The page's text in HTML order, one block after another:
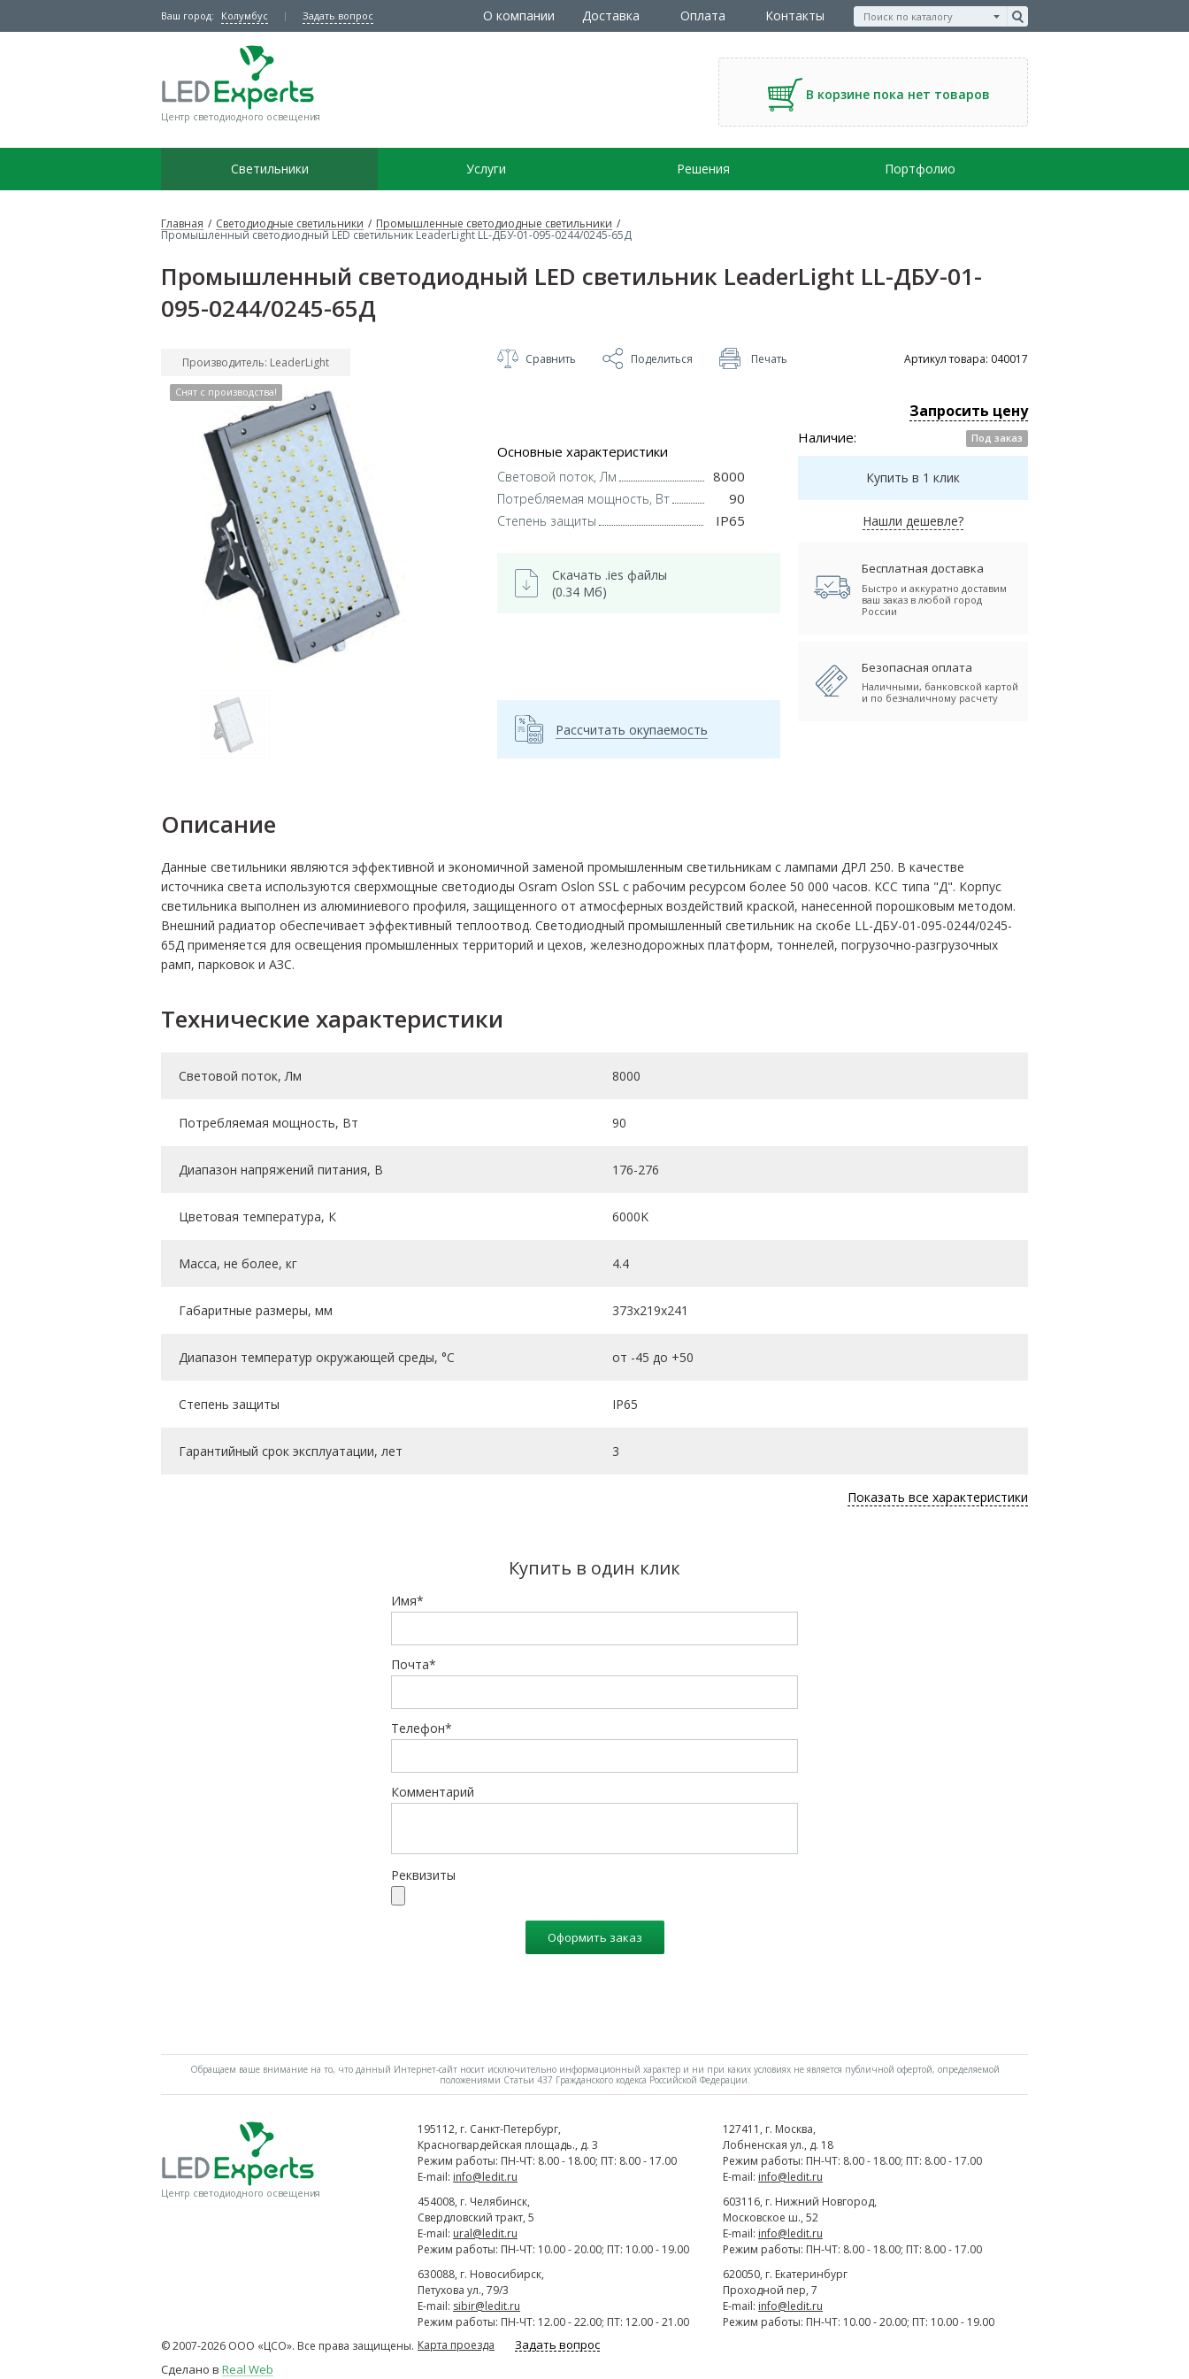
Ваш город: Колумбус Задать вопрос О компании Доставка Оплата Контакты
Центр светодиодного освещения
В корзине пока нет товаров
Светильники Услуги Решения Портфолио
Главная / Светодиодные светильники / Промышленные светодиодные светильники /
Промышленный светодиодный LED светильник LeaderLight LL-ДБУ-01-095-0244/0245-65Д
Промышленный светодиодный LED светильник LeaderLight LL-ДБУ-01-
095-0244/0245-65Д
Производитель: LeaderLight
Снят с производства!
Сравнить Поделиться Печать Артикул товара: 040017
Основные характеристики
Световой поток, Лм 8000
Потребляемая мощность, Вт 90
Степень защиты IP65
Скачать .ies файлы
(0.34 Мб)
Рассчитать окупаемость
Запросить цену
Наличие: Под заказ
Купить в 1 клик
Нашли дешевле?
Бесплатная доставка
Быстро и аккуратно доставим
ваш заказ в любой город
России
Безопасная оплата
Наличными, банковской картой
и по безналичному расчету
Описание
Данные светильники являются эффективной и экономичной заменой промышленным светильникам с лампами ДРЛ 250. В качестве
источника света используются сверхмощные светодиоды Osram Oslon SSL с рабочим ресурсом более 50 000 часов. КСС типа "Д". Корпус
светильника выполнен из алюминиевого профиля, защищенного от атмосферных воздействий краской, нанесенной порошковым методом.
Внешний радиатор обеспечивает эффективный теплоотвод. Светодиодный промышленный светильник на скобе LL-ДБУ-01-095-0244/0245-
65Д применяется для освещения промышленных территорий и цехов, железнодорожных платформ, тоннелей, погрузочно-разгрузочных
рамп, парковок и АЗС.
Технические характеристики
Световой поток, Лм 8000
Потребляемая мощность, Вт 90
Диапазон напряжений питания, В 176-276
Цветовая температура, К 6000K
Масса, не более, кг 4.4
Габаритные размеры, мм 373х219х241
Диапазон температур окружающей среды, °C от -45 до +50
Степень защиты IP65
Гарантийный срок эксплуатации, лет 3
Показать все характеристики
Купить в один клик
Имя*
Почта*
Телефон*
Комментарий
Реквизиты
Оформить заказ
Обращаем ваше внимание на то, что данный Интернет-сайт носит исключительно информационный характер и ни при каких условиях не является публичной офертой, определяемой
положениями Статьи 437 Гражданского кодекса Российской Федерации.
Центр светодиодного освещения
195112, г. Cанкт-Петербург,
Красногвардейская площадь., д. 3
Режим работы: ПН-ЧТ: 8.00 - 18.00; ПТ: 8.00 - 17.00
E-mail: info@ledit.ru
127411 , г. Москва,
Лобненская ул., д. 18
Режим работы: ПН-ЧТ: 8.00 - 18.00; ПТ: 8.00 - 17.00
E-mail: info@ledit.ru
454008, г. Челябинск,
Свердловский тракт, 5
E-mail: ural@ledit.ru
Режим работы: ПН-ЧТ: 10.00 - 20.00; ПТ: 10.00 - 19.00
603116, г. Нижний Новгород,
Московское ш., 52
E-mail: info@ledit.ru
Режим работы: ПН-ЧТ: 8.00 - 18.00; ПТ: 8.00 - 17.00
630088, г. Новосибирск,
Петухова ул., 79/3
E-mail: sibir@ledit.ru
Режим работы: ПН-ЧТ: 12.00 - 22.00; ПТ: 12.00 - 21.00
620050, г. Екатеринбург
Проходной пер, 7
E-mail: info@ledit.ru
Режим работы: ПН-ЧТ: 10.00 - 20.00; ПТ: 10.00 - 19.00
Карта проезда
Задать вопрос
© 2007-2026 ООО «ЦСО». Все права защищены.
Сделано в Real Web